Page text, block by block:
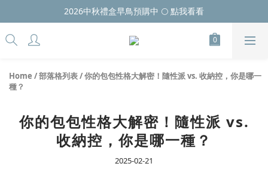
2026中秋禮盒早鳥預購中 🌕 點我看看
Home /部落格列表/你的包包性格大解密！隨性派 vs. 收納控，你是哪一
種？
你的包包性格大解密！隨性派 vs.
收納控，你是哪一種？
2025-02-21